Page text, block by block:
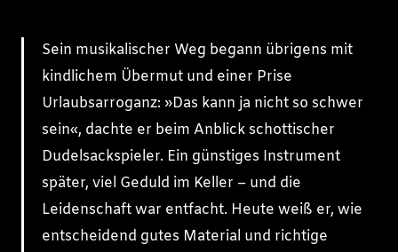
Sein musikalischer Weg begann übrigens mit
kindlichem Übermut und einer Prise
Urlaubsarroganz: »Das kann ja nicht so schwer
sein«, dachte er beim Anblick schottischer
Dudelsackspieler. Ein günstiges Instrument
später, viel Geduld im Keller – und die
Leidenschaft war entfacht. Heute weiß er, wie
entscheidend gutes Material und richtige